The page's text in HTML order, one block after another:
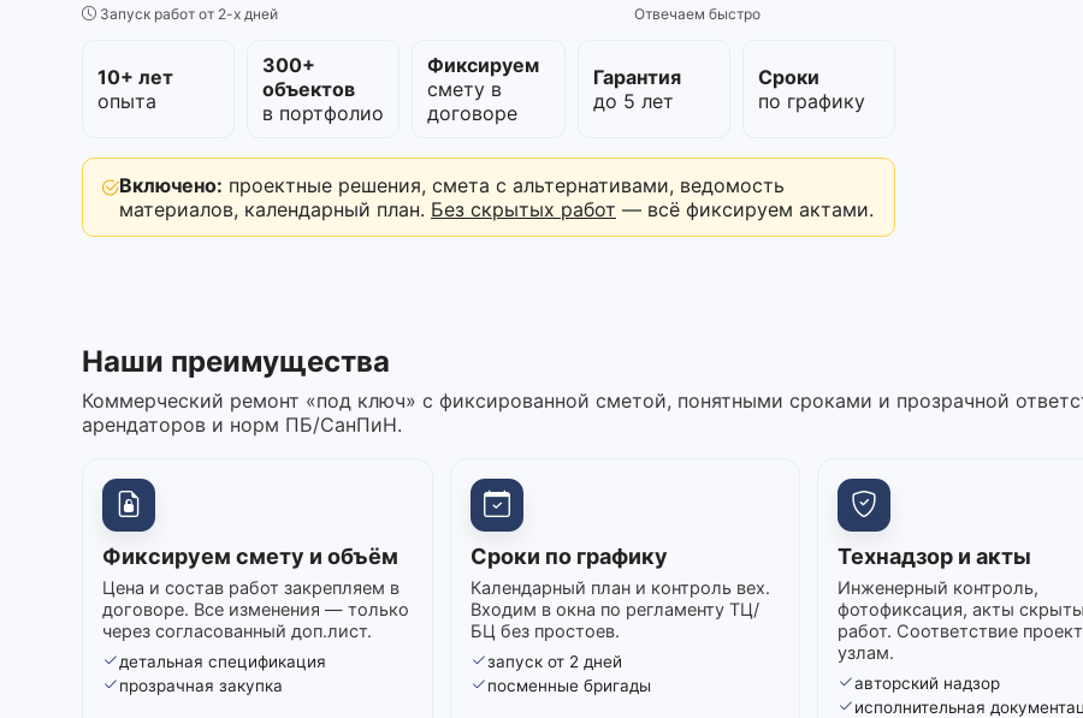
Запуск работ от 2-х дней Отвечаем быстро
10+ лет
опыта
300+
объектов
в портфолио
Фиксируем
смету в
договоре
Гарантия
до 5 лет
Сроки
по графику
Включено: проектные решения, смета с альтернативами, ведомость
материалов, календарный план. Без скрытых работ — всё фиксируем актами.
Наши преимущества
Коммерческий ремонт «под ключ» с фиксированной сметой, понятными сроками и прозрачной
арендаторов и норм ПБ/СанПиН.
Фиксируем смету и объём
Цена и состав работ закрепляем в
договоре. Все изменения — только
через согласованный доп.лист.
детальная спецификация
прозрачная закупка
Сроки по графику
Календарный план и контроль вех.
Входим в окна по регламенту ТЦ/
БЦ без простоев.
запуск от 2 дней
посменные бригады
Технадзор и акты
Инженерный контроль,
фотофиксация, акты
работ. Соответствие
узлам.
авторский надзор
исполнительная